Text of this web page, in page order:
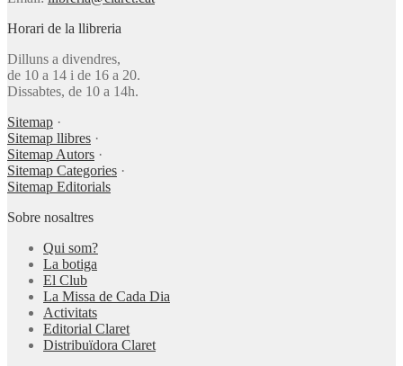
Horari de la llibreria
Dilluns a divendres,
de 10 a 14 i de 16 a 20.
Dissabtes, de 10 a 14h.
Sitemap ·
Sitemap llibres ·
Sitemap Autors ·
Sitemap Categories ·
Sitemap Editorials
Sobre nosaltres
Qui som?
La botiga
El Club
La Missa de Cada Dia
Activitats
Editorial Claret
Distribuïdora Claret